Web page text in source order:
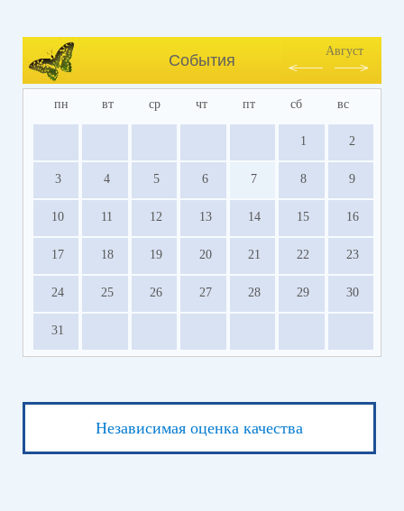
События
Август
пн вт ср чт пт сб вс
1 2
3 4 5 6 7 8 9
10 11 12 13 14 15 16
17 18 19 20 21 22 23
24 25 26 27 28 29 30
31
Независимая оценка качества